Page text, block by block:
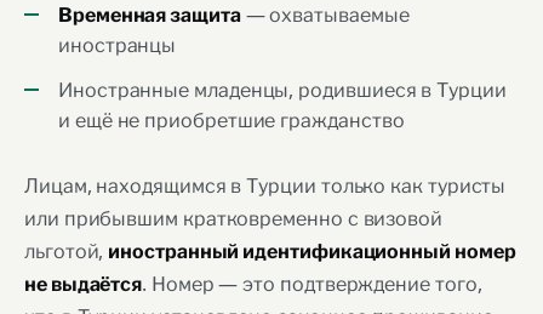
Временная защита— охватываемые
иностранцы
Иностранные младенцы, родившиеся в Турции
и ещё не приобретшие гражданство
Лицам, находящимся в Турции только как туристы
или прибывшим кратковременно с визовой
льготой, иностранный идентификационный номер
не выдаётся. Номер — это подтверждение того,